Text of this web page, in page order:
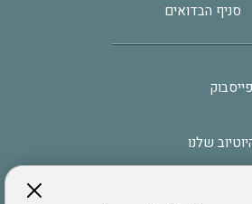
סניף הבדואים
שלנו